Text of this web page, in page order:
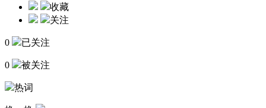
收藏
关注
0 已关注
0 被关注
热词